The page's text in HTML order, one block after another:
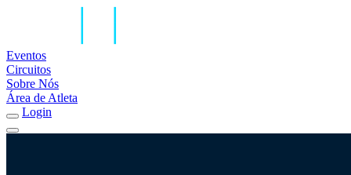
Eventos
Circuitos
Sobre Nós
Área de Atleta
Login